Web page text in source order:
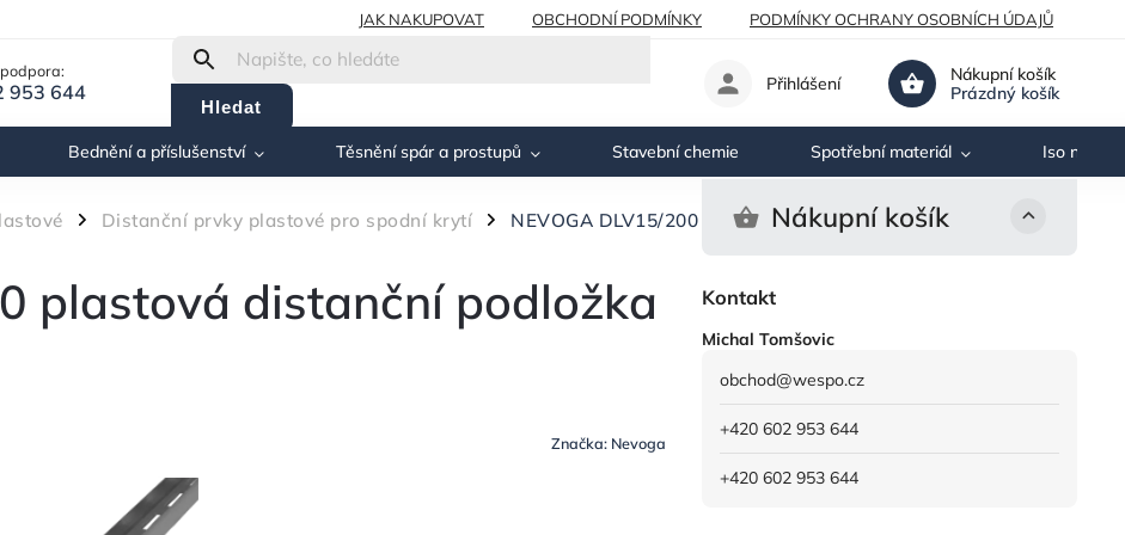
JAK NAKUPOVAT OBCHODNÍ PODMÍNKY PODMÍNKY OCHRANY OSOBNÍCH ÚDAJŮ
953 644
Hledat
Nákupní košík
Prázdný košík
Přihlášení
Bednění a příslušenství Těsnění spár a prostupů Stavební chemie Spotřební materiál Iso
/ Distanční prvky plastové pro spodní krytí / NEVOGA DLV15/200 plastová distanční podložka
Nákupní košík
Kontakt
Michal Tomšovic
obchod@wespo.cz
+420 602 953 644
+420 602 953 644
plastová distanční podložka
Značka: Nevoga